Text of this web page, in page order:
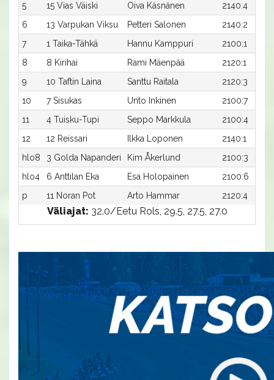
5
15 Vias Väiski Oiva Käsnänen
2140:4
6
13 Varpukan Viksu Petteri Salonen
2140:2
7
1 Taika-Tähkä Hannu Kamppuri
2100:1
8
8 Kirihai Rami Mäenpää
2120:1
9
10 Taftin Laina Santtu Raitala
2120:3
10
7 Sisukas Unto Inkinen
2100:7
11
4 Tuisku-Tupi Seppo Markkula
2100:4
12
12 Reissari Ilkka Loponen
2140:1
hlo8
3 Golda Napanderi Kim Åkerlund
2100:3
hlo4
6 Anttilan Eka Esa Holopainen
2100:6
p
11 Noran Pot Arto Hammar 2120:4
Väliajat: 32.0/Eetu Rols, 29.5, 27.5, 27.0